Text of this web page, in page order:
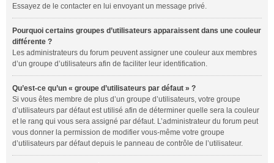
Essayez de le contacter en lui envoyant un message privé.
Pourquoi certains groupes d’utilisateurs apparaissent dans une couleur
différente ?
Les administrateurs du forum peuvent assigner une couleur aux membres
d’un groupe d’utilisateurs afin de faciliter leur identification.
Qu’est-ce qu’un « groupe d’utilisateurs par défaut » ?
Si vous êtes membre de plus d’un groupe d’utilisateurs, votre groupe
d’utilisateurs par défaut est utilisé afin de déterminer quelle sera la couleur
et le rang qui vous sera assigné par défaut. L’administrateur du forum peut
vous donner la permission de modifier vous-même votre groupe
d’utilisateurs par défaut depuis le panneau de contrôle de l’utilisateur.